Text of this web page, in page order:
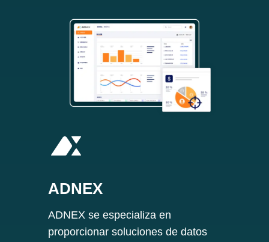
ADNEX
ADNEX se especializa en
proporcionar soluciones de datos